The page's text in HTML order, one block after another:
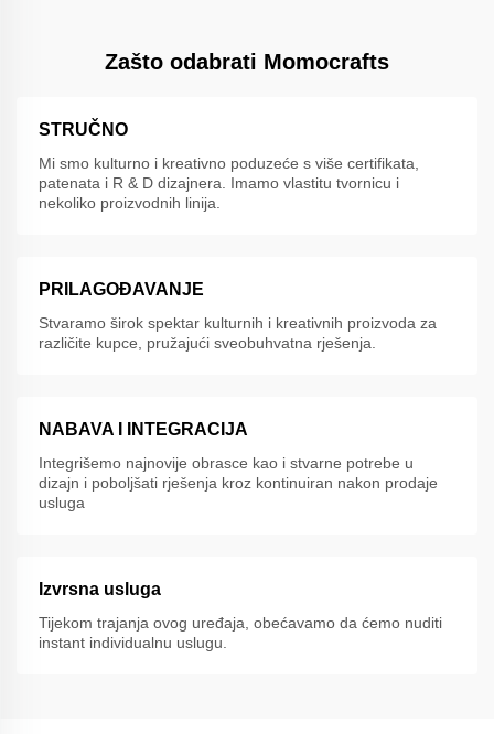
Zašto odabrati Momocrafts
STRUČNO
Mi smo kulturno i kreativno poduzeće s više certifikata,
patenata i R & D dizajnera. Imamo vlastitu tvornicu i
nekoliko proizvodnih linija.
PRILAGOĐAVANJE
Stvaramo širok spektar kulturnih i kreativnih proizvoda za
različite kupce, pružajući sveobuhvatna rješenja.
NABAVA I INTEGRACIJA
Integrišemo najnovije obrasce kao i stvarne potrebe u
dizajn i poboljšati rješenja kroz kontinuiran nakon prodaje
usluga
Izvrsna usluga
Tijekom trajanja ovog uređaja, obećavamo da ćemo nuditi
instant individualnu uslugu.